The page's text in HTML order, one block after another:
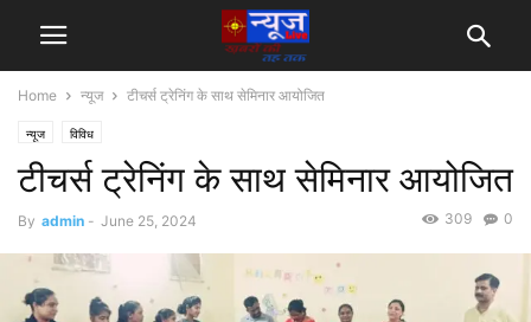
Home न्यूज टीचर्स ट्रेनिंग के साथ सेमिनार आयोजित
न्यूज विविध
टीचर्स ट्रेनिंग के साथ सेमिनार आयोजित
By admin - June 25, 2024 0
309